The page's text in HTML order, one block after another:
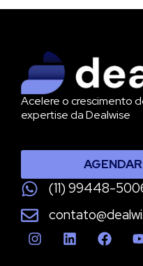
Acelere o crescimento
expertise da Dealwise
(11) 99448-